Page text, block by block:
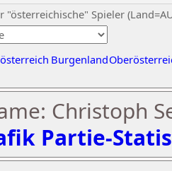
"österreichische" Spieler
Burgenland
Christoph
Partie-